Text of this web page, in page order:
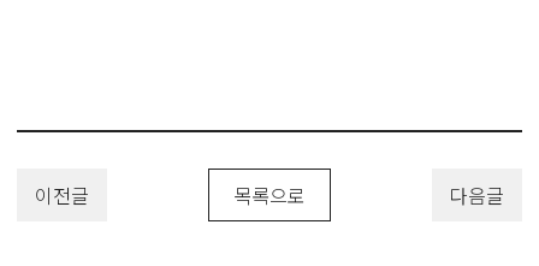
이전글 목록으로 다음글